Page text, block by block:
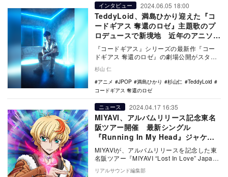
インタビュー 2024.06.05 18:00
TeddyLoid、満島ひかり迎えた『コ
ードギアス 奪還のロゼ』主題歌のプ
ロデュースで新境地 近年のアニソン
の潮流も語る
『コードギアス』シリーズの最新作『コー
ドギアス 奪還のロゼ』の劇場公開がスター
が、日本のみ…
杉山 仁
アニメ
JPOP 満島ひかり 杉山仁
TeddyLoid
コードギアス 奪還のロゼ
ニュース 2024.04.17 16:35
MIYAVI、アルバムリリース記念東名
阪ツアー開催 最新シングル
『Running In My Head』ジャケ写
も
MIYAVIが、アルバムリリースを記念した東
名阪ツアー『MIYAVI “Lost In Love” Japan
リアルサウンド編集部